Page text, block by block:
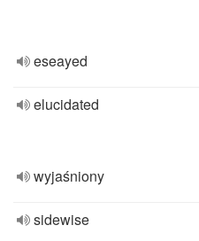
eseayed
elucidated
wyjaśniony
sidewise